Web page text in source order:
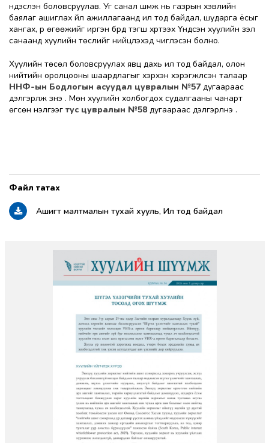
үндэслэн боловсруулав. Уг санал шүүмж нь газрын хэвлийн
баялаг ашиглах үйл ажиллагаанд ил тод байдал, шударга ёсыг
хангах, үр өгөөжийг иргэн бүрд тэгш хүртээх Үндсэн хуулийн үзэл
санаанд хуулийн төслийг нийцүүлэхэд чиглэсэн болно.
Хуулийн төсөл боловсруулах явц дахь ил тод байдал, олон
нийтийн оролцооны шаардлагыг хэрхэн хэрэгжүүлсэн талаар
ННФ-ын Бодлогын асуудал цувралын №57дугаараас
дэлгэрүүлж үзнэ үү. Мөн хуулийн холбогдох судалгааны чанарт
өгсөн үнэлгээг тус цувралын №58 дугаараас дэлгэрүүлнэ үү.
Ашигт малтмалын тухай хууль, Ил тод байдал